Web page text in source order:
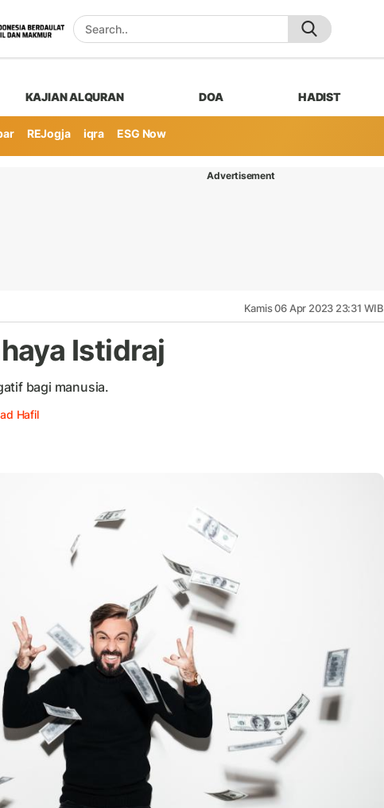
KAJIAN ALQURAN DOA HADIST
REJogja iqra ESG Now
Advertisement
Kamis 06 Apr 2023 23:31 WIB
Istidraj
bagi manusia.
Hafil